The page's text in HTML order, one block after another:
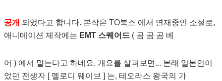
공개 되었다고 합니다. 본작은 TO북스 에서 연재중인 소설로,
애니메이션 제작에는 EMT 스퀘어드( 곰 곰 곰 베
어 ) 에서 맡는다고 하네요. 개요를 살펴보면... 본래 일본인이
었던 전생자 [ 멜로디 웨이브 ] 는, 테오라스 왕국의 가